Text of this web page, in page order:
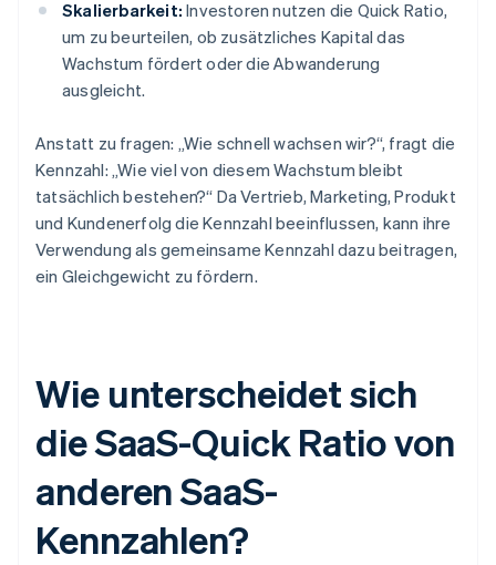
Skalierbarkeit: Investoren nutzen die Quick Ratio,
um zu beurteilen, ob zusätzliches Kapital das
Wachstum fördert oder die Abwanderung
ausgleicht.
Anstatt zu fragen: „Wie schnell wachsen wir?“, fragt die
Kennzahl: „Wie viel von diesem Wachstum bleibt
tatsächlich bestehen?“ Da Vertrieb, Marketing, Produkt
und Kundenerfolg die Kennzahl beeinflussen, kann ihre
Verwendung als gemeinsame Kennzahl dazu beitragen,
ein Gleichgewicht zu fördern.
Wie unterscheidet sich
die SaaS-Quick Ratio von
anderen SaaS-
Kennzahlen?